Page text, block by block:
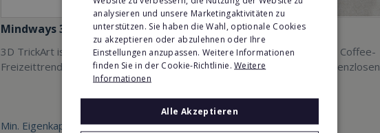
Mindways 3D TrickArt
3D TrickArt ist der neue Mega-
Freizeittrend für die ganze Familie.
Min. Eigenkapital:
Coffee-Bike
Das innovative und mobile Coffee-
Shop-Konzept mit konkurrenzlosen
Min. Eigenkapital:
analysieren und unsere Marketingaktivitäten zu
unterstützen. Sie haben die Wahl, optionale Cookies
zu akzeptieren oder abzulehnen oder Ihre
Einstellungen anzupassen. Weitere Informationen
finden Sie in der Cookie-Richtlinie.Weitere
Informationen
Alle Akzeptieren